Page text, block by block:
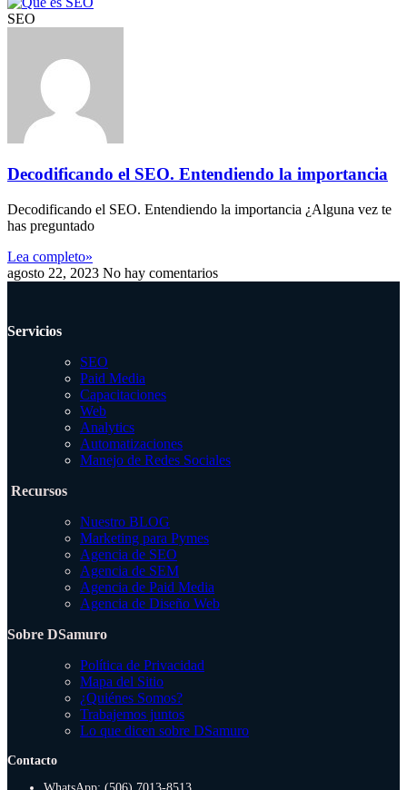
SEO
Decodificando el SEO. Entendiendo la importancia
Decodificando el SEO. Entendiendo la importancia ¿Alguna vez te
has preguntado
Lea completo»
agosto 22, 2023 No hay comentarios
Servicios
SEO
Paid Media
Capacitaciones
Web
Analytics
Automatizaciones
Manejo de Redes Sociales
Recursos
Nuestro BLOG
Marketing para Pymes
Agencia de SEO
Agencia de SEM
Agencia de Paid Media
Agencia de Diseño Web
Sobre DSamuro
Política de Privacidad
Mapa del Sitio
¿Quiénes Somos?
Trabajemos juntos
Lo que dicen sobre DSamuro
Contacto